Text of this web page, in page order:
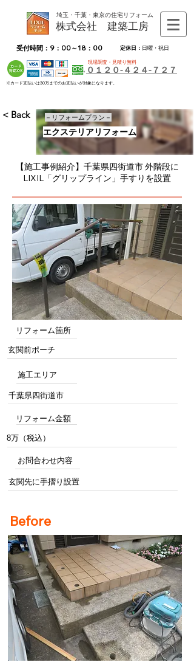
埼玉・千葉・東京の住宅リフォーム
株式会社 建築工房
受付時間：9：00～18：00 定休日： 日曜・祝日
現場調査・見積り無料
０１２０-４２４-７２７
※カード支払いは30万までのお支払いが対象になります。
< Back
エクステリアリフォーム
－リフォームプラン－
【施工事例紹介】千葉県四街道市 外階段に
LIXIL「グリップライン」手すりを設置
リフォーム箇所
玄関前ポーチ
施工エリア
千葉県四街道市
リフォーム金額
8万（税込）
お問合わせ内容
玄関先に手摺り設置
Before